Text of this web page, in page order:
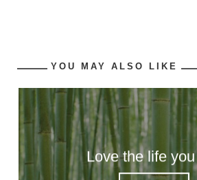
YOU MAY ALSO LIKE
Love the life